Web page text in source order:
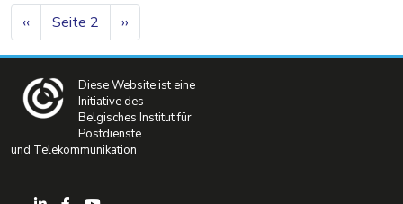
Seitennummerierung
Vorherige Seite
‹‹ Seite 2 Nächste Seite
››
Diese Website ist eine
Initiative des
Belgisches Institut für
Postdienste
und Telekommunikation